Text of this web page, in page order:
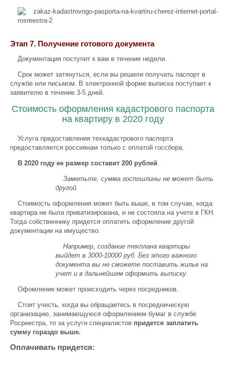
Этап 7. Получение готового документа
Документация поступит к вам в течение недели.
Срок может затянуться, если вы решили получать паспорт в
службе или письмом. В электронной форме выписка поступает к
заявителю в течение 3-5 дней.
Стоимость оформления кадастрового паспорта
на квартиру в 2020 году
Услуга предоставления техкадастрового паспорта
предоставляется россиянам только с оплатой госсбора.
В 2020 году ее размер составит 200 рублей.
Заметьте, сумма госпошлины не может быть
другой.
Стоимость оформления может быть выше, в том случае, когда
квартира не была приватизирована, и не состояла на учете в ГКН.
Тогда собственнику придется оплатить оформление другой
документации на имущество.
Например, создание техплана квартиры
выйдет в 3000-10000 руб. Без этого важного
документа вы не сможете поставить жилье на
учет и в дальнейшем оформить выписку.
Офомление может происходить через посредников.
Стоит учесть, когда вы обращаетесь в посредническую
организацию, занимающуюся оформлением бумаг в службе
Росреестра, то за услуги специалистов придется заплатить
сумму гораздо выше.
Оплачивать придется: